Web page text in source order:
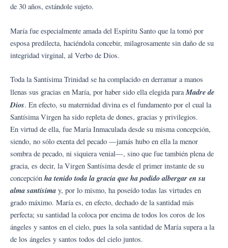
de 30 años, estándole sujeto.
María fue especialmente amada del Espíritu Santo que la tomó por
esposa predilecta, haciéndola concebir, milagrosamente sin daño de su
integridad virginal, al Verbo de Dios.
Toda la Santísima Trinidad se ha complacido en derramar a manos
llenas sus gracias en María, por haber sido ella elegida paraMadre de
Dios. En efecto, su maternidad divina es el fundamento por el cual la
Santísima Virgen ha sido repleta de dones, gracias y privilegios.
En virtud de ella, fue María Inmaculada desde su misma concepción,
siendo, no sólo exenta del pecado —jamás hubo en ella la menor
sombra de pecado, ni siquiera venial—, sino que fue también plena de
gracia, es decir, la Virgen Santísima desde el primer instante de su
concepción ha tenido toda la gracia que ha podido albergar en su
alma santísima y, por lo mismo, ha poseído todas las virtudes en
grado máximo. María es, en efecto, dechado de la santidad más
perfecta; su santidad la coloca por encima de todos los coros de los
ángeles y santos en el cielo, pues la sola santidad de María supera a la
de los ángeles y santos todos del cielo juntos.